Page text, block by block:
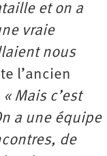
et on a
vraie
nous
l’ancien
« Mais c’est
a une équipe
de